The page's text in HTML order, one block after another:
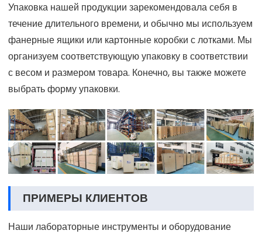
Упаковка нашей продукции зарекомендовала себя в
течение длительного времени, и обычно мы используем
фанерные ящики или картонные коробки с лотками. Мы
организуем соответствующую упаковку в соответствии
с весом и размером товара. Конечно, вы также можете
выбрать форму упаковки.
ПРИМЕРЫ КЛИЕНТОВ
Наши лабораторные инструменты и оборудование